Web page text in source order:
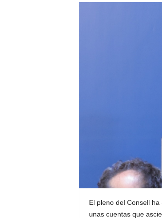
El pleno del Consell
unas cuentas que